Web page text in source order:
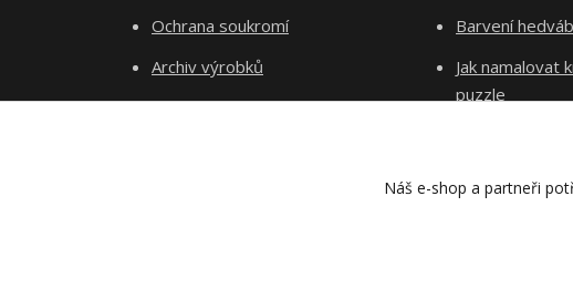
Ochrana soukromí
Archiv výrobků
Kontakty
Barvení
Jak namalovat
puzzle
Náš e-shop a partneři